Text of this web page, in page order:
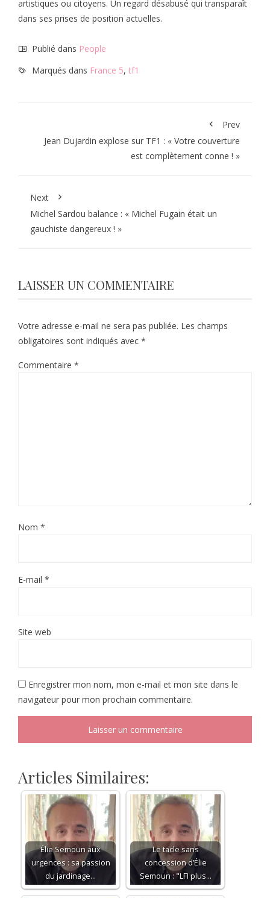
artistiques ou citoyens. Un regard désabusé qui transparaît
dans ses prises de position actuelles.
Publié dans People
Marqués dans France 5, tf1
Prev
Jean Dujardin explose sur TF1 : « Votre couverture
est complètement conne ! »
Next
Michel Sardou balance : « Michel Fugain était un
gauchiste dangereux ! »
LAISSER UN COMMENTAIRE
Votre adresse e-mail ne sera pas publiée. Les champs
obligatoires sont indiqués avec *
Commentaire *
Nom *
E-mail *
Site web
Enregistrer mon nom, mon e-mail et mon site dans le
navigateur pour mon prochain commentaire.
Articles Similaires:
Élie Semoun aux
urgences : sa passion
du jardinage…
Le tacle sans
concession d’Élie
Semoun : "LFI plus…